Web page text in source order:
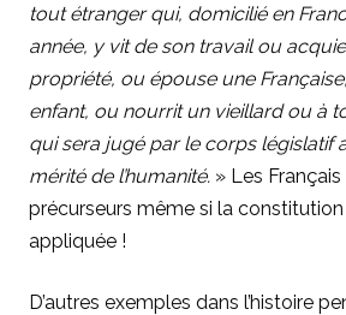
tout étranger qui, domicilié en
année, y vit de son travail ou
propriété, ou épouse une
enfant, ou nourrit un vieillard ou à
qui sera jugé par le corps législatif
mérité de l’humanité. » Les
précurseurs même si la constitution
appliquée !
D’autres exemples dans l’histoire